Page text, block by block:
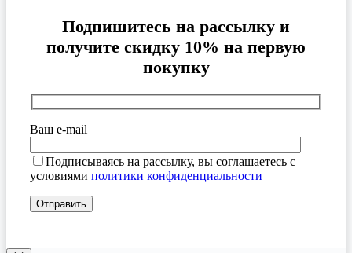
Подпишитесь на рассылку и
получите скидку 10% на первую
покупку
Ваш e-mail
Подписываясь на рассылку, вы соглашаетесь с
условиями политики конфиденциальности